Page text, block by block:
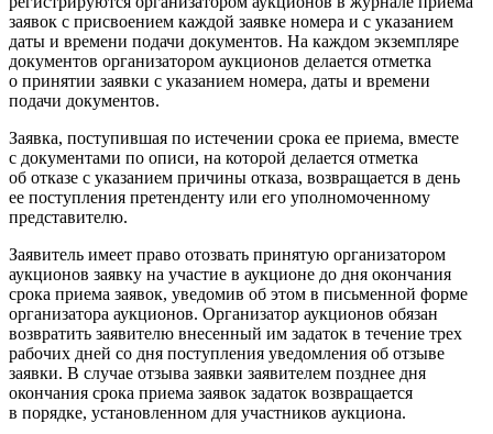
заявок с присвоением каждой заявке номера и с указанием
даты и времени подачи документов. На каждом экземпляре
документов организатором аукционов делается отметка
о принятии заявки с указанием номера, даты и времени
подачи документов.
Заявка, поступившая по истечении срока ее приема, вместе
с документами по описи, на которой делается отметка
об отказе с указанием причины отказа, возвращается в день
ее поступления претенденту или его уполномоченному
представителю.
Заявитель имеет право отозвать принятую организатором
аукционов заявку на участие в аукционе до дня окончания
срока приема заявок, уведомив об этом в письменной форме
организатора аукционов. Организатор аукционов обязан
возвратить заявителю внесенный им задаток в течение трех
рабочих дней со дня поступления уведомления об отзыве
заявки. В случае отзыва заявки заявителем позднее дня
окончания срока приема заявок задаток возвращается
в порядке, установленном для участников аукциона.